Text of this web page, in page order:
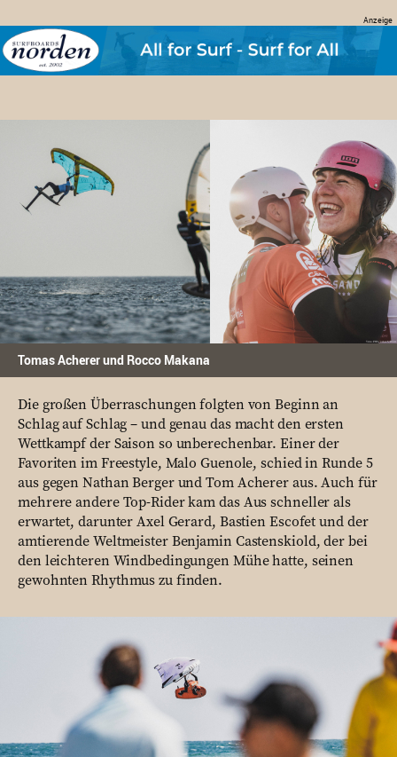
Tomas Acherer und Rocco Makana
Die großen Überraschungen folgten von Beginn an
Schlag auf Schlag – und genau das macht den ersten
Wettkampf der Saison so unberechenbar. Einer der
Favoriten im Freestyle, Malo Guenole, schied in Runde 5
aus gegen Nathan Berger und Tom Acherer aus. Auch für
mehrere andere Top-Rider kam das Aus schneller als
erwartet, darunter Axel Gerard, Bastien Escofet und der
amtierende Weltmeister Benjamin Castenskiold, der bei
den leichteren Windbedingungen Mühe hatte, seinen
gewohnten Rhythmus zu finden.